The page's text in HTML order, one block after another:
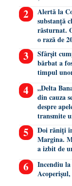
Alertă la
substanță
răsturnat.
o rază de
Sfârșit
bărbat a
timpul
„Delta
din cauza
despre
transmite
Doi răniți
Margina.
a izbit de
Incendiu